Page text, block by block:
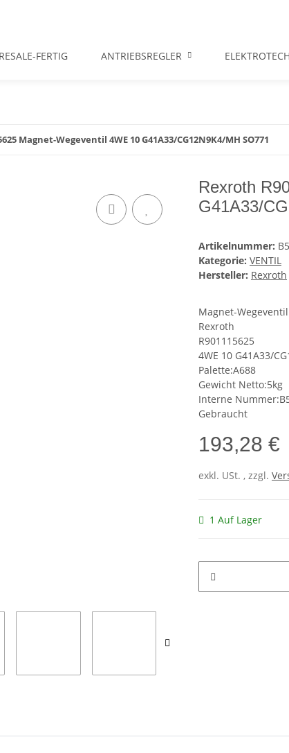
FERTIG ANTRIEBSREGLER
Magnet-Wegeventil 4WE 10 G41A33/CG12N9K4/MH SO771
Rexroth
G41A33/
Artikelnummer:
Kategorie: VENTIL
Hersteller: Rexroth
Magnet-Wegeventil
Rexroth
R901115625
4WE 10 G41A33/
Palette:A688
Gewicht Netto:5kg
Interne
Gebraucht
193,28 €
exkl. USt. , zzgl.
1 Auf Lager